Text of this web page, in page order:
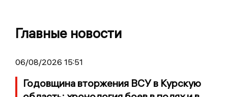
Главные новости
06/08/2026 15:51
Годовщина вторжения ВСУ в Курскую